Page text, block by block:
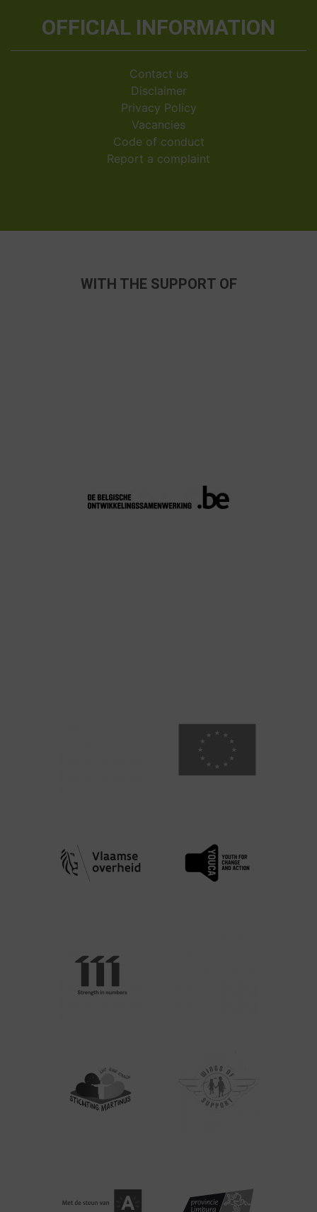
OFFICIAL INFORMATION
Contact us
Disclaimer
Privacy Policy
Vacancies
Code of conduct
Report a complaint
WITH THE SUPPORT OF